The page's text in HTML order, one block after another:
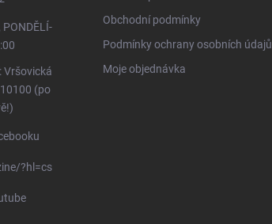
Vršovická
(po
?hl=cs
Obchodní podmínky
Podmínky ochrany osobních údajů
Moje objednávka